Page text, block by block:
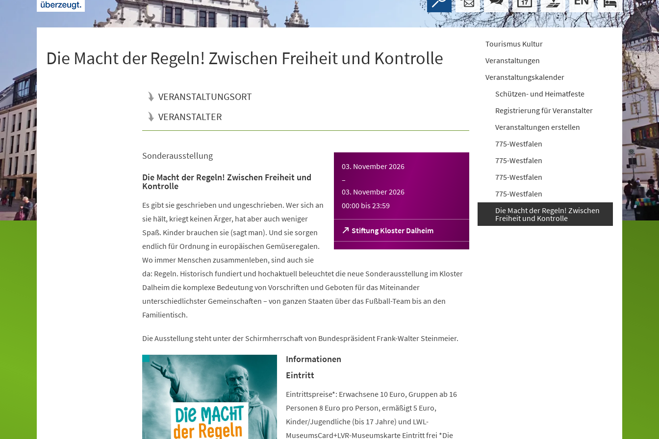
Die Macht der Regeln! Zwischen Freiheit und Kontrolle
VERANSTALTUNGSORT
VERANSTALTER
03. November 2026
–
03. November 2026
00:00 bis23:59
Stiftung Kloster Dalheim
(Öffnet
in
einem
Sonderausstellung
Die Macht der Regeln! Zwischen Freiheit und
Kontrolle
Es gibt sie geschrieben und ungeschrieben. Wer sich an
sie hält, kriegt keinen Ärger, hat aber auch weniger
Spaß. Kinder brauchen sie (sagt man). Und sie sorgen
endlich für Ordnung in europäischen Gemüseregalen.
Wo immer Menschen zusammenleben, sind auch sie
da: Regeln. Historisch fundiert und hochaktuell beleuchtet die neue Sonderausstellung im Kloster
Dalheim die komplexe Bedeutung von Vorschriften und Geboten für das Miteinander
unterschiedlichster Gemeinschaften – von ganzen Staaten über das Fußball-Team bis an den
Familientisch.
Die Ausstellung steht unter der Schirmherrschaft von Bundespräsident Frank-Walter Steinmeier.
Informationen
Eintritt
Eintrittspreise*: Erwachsene 10 Euro, Gruppen ab 16
Personen 8 Euro pro Person, ermäßigt 5 Euro,
Kinder/Jugendliche (bis 17 Jahre) und LWL-
MuseumsCard+LVR-Museumskarte Eintritt frei *Die
Tourismus Kultur
Veranstaltungen
Veranstaltungskalender
Schützen- und Heimatfeste
Registrierung für Veranstalter
Veranstaltungen erstellen
775-Westfalen
775-Westfalen
775-Westfalen
775-Westfalen
Die Macht der Regeln! Zwischen
Freiheit und Kontrolle